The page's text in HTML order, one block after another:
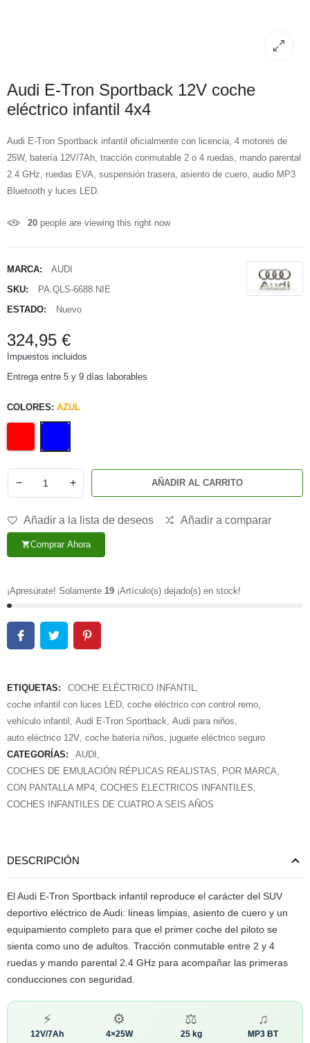
Audi E-Tron Sportback 12V coche
eléctrico infantil 4x4
Audi E-Tron Sportback infantil oficialmente con licencia, 4 motores de
25W, batería 12V/7Ah, tracción conmutable 2 o 4 ruedas, mando parental
2.4 GHz, ruedas EVA, suspensión trasera, asiento de cuero, audio MP3
Bluetooth y luces LED.
20 people are viewing this right now
MARCA:
AUDI
SKU:
PA.QLS-6688.NIE
ESTADO:
Nuevo
324,95 €
Impuestos incluidos
Entrega entre 5 y 9 días laborables
COLORES: AZUL
− + AÑADIR AL CARRITO
Añadir a la lista de deseos Añadir a comparar
shopping_cartComprar Ahora
¡Apresúrate! Solamente 19 ¡Artículo(s) dejado(s) en stock!
ETIQUETAS: COCHE ELÉCTRICO INFANTIL
coche infantil con luces LED coche eléctrico con control remo
vehículo infantil Audi E-Tron Sportback Audi para niños
auto eléctrico 12V coche batería niños
juguete eléctrico seguro
CATEGORÍAS:
AUDI
COCHES DE EMULACIÓN RÉPLICAS REALISTAS
POR MARCA
CON PANTALLA MP4 COCHES ELECTRICOS INFANTILES
COCHES INFANTILES DE CUATRO A SEIS AÑOS
DESCRIPCIÓN
El Audi E-Tron Sportback infantil reproduce el carácter del SUV
deportivo eléctrico de Audi: líneas limpias, asiento de cuero y un
equipamiento completo para que el primer coche del piloto se
sienta como uno de adultos. Tracción conmutable entre 2 y 4
ruedas y mando parental 2.4 GHz para acompañar las primeras
conducciones con seguridad.
⚡
12V/7Ah
⚙
4×25W
⚖
25 kg
♫
MP3 BT